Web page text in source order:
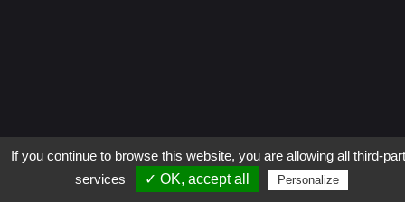
If you continue to browse this website, you are allowing all third-
services
✓ OK, accept all Personalize